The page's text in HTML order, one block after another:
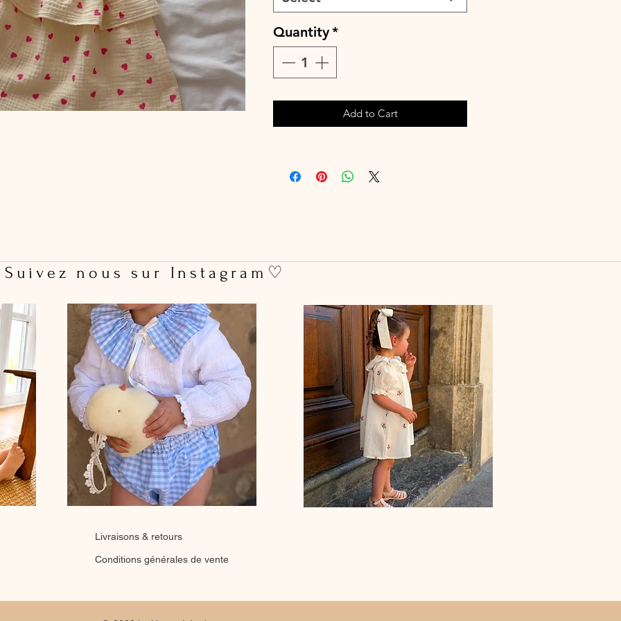
♡ Le délai de fabrication est de 15 à 28
jours ouvrés selon les commandes en
♡ Lavage à la main ou en machine 30°
pas utilser de sèche-linge
La blouse taille normalement .
Quantity*
Add to Cart
nous sur Instagram♡
Livraisons & retours
Conditions générales de vente